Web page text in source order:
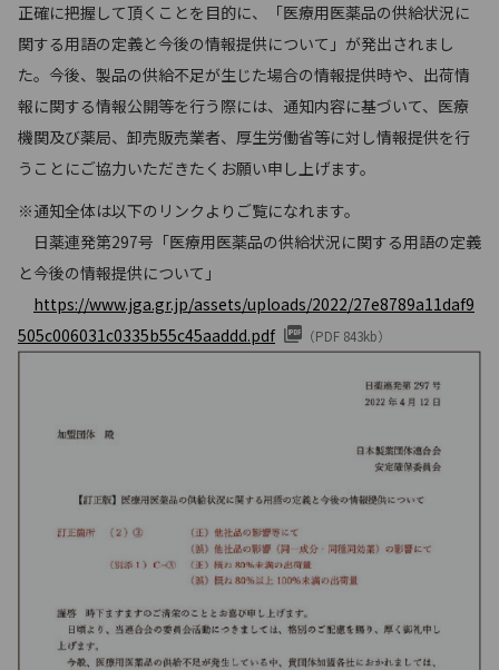
正確に把握して頂くことを目的に、「医療用医薬品の供給状況に
関する用語の定義と今後の情報提供について」が発出されまし
た。今後、製品の供給不足が生じた場合の情報提供時や、出荷情
報に関する情報公開等を行う際には、通知内容に基づいて、医療
機関及び薬局、卸売販売業者、厚生労働省等に対し情報提供を行
うことにご協力いただきたくお願い申し上げます。
※通知全体は以下のリンクよりご覧になれます。
日薬連発第297号「医療用医薬品の供給状況に関する用語の定義
と今後の情報提供について」
https://www.jga.gr.jp/assets/uploads/2022/27e8789a11daf9
505c006031c0335b55c45aaddd.pdf
（PDF 843kb）